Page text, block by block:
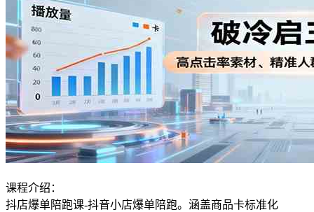
课程介绍：
抖店爆单陪跑课-抖音小店爆单陪跑。涵盖商品卡标准化